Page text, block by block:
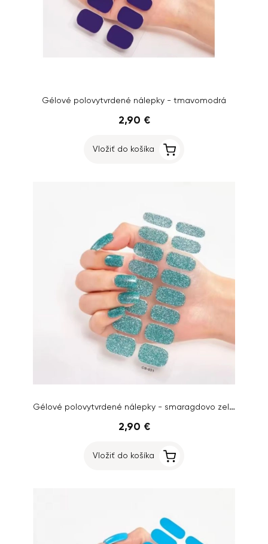
Gélové polovytvrdené nálepky - tmavomodrá
2,90 €
Vložiť do košíka
Gélové polovytvrdené nálepky - smaragdovo zelené, glitrové
2,90 €
Vložiť do košíka